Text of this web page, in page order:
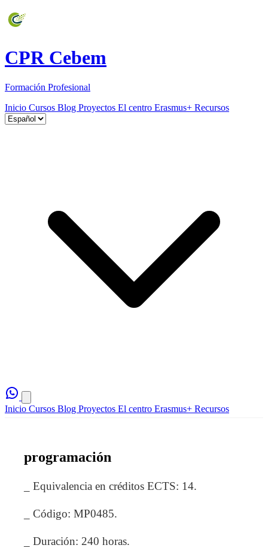
CPR Cebem
Formación Profesional
Inicio Cursos Blog Proyectos El centro Erasmus+ Recursos
Inicio Cursos Blog Proyectos El centro Erasmus+ Recursos
programación
_ Equivalencia en créditos ECTS: 14.
_ Código: MP0485.
_ Duración: 240 horas.